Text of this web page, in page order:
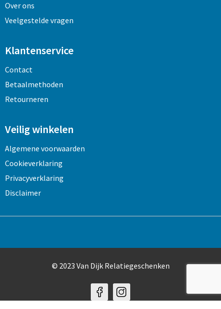
Over ons
Veelgestelde vragen
Klantenservice
Contact
Betaalmethoden
Retourneren
Veilig winkelen
Algemene voorwaarden
Cookieverklaring
Privacyverklaring
Disclaimer
© 2023 Van Dijk Relatiegeschenken